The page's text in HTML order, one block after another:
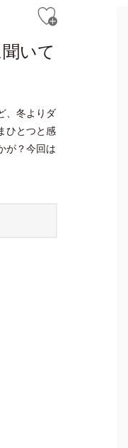
いて
、冬よりダ
ひとつと感
が？今回は